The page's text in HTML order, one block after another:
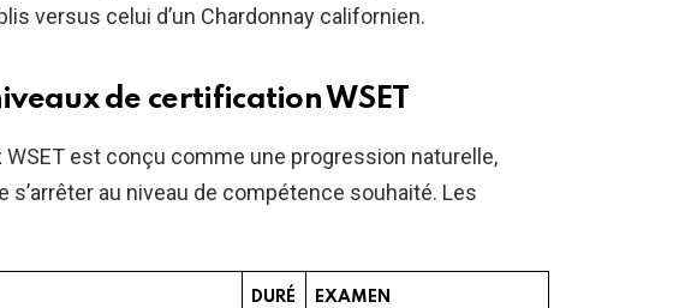
versus celui d’un Chardonnay californien.
de certification WSET
est conçu comme une progression naturelle,
s’arrêter au niveau de compétence souhaité. Les
DURÉ EXAMEN